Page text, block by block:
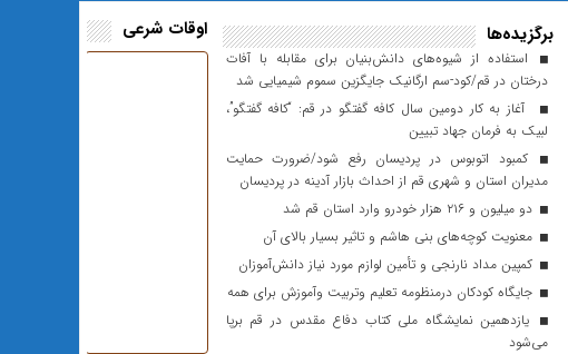
برگزیده‌ها
استفاده از شیوه‌های دانش‌بنیان برای مقابله با آفات
درختان در قم/کود-سم ارگانیک جایگزین سموم شیمیایی شد
آغاز به کار دومین سال کافه گفتگو در قم: “کافه گفتگو”،
لبیک به فرمان جهاد تبیین
کمبود اتوبوس در پردیسان رفع شود/ضرورت حمایت
مدیران استان و شهری قم از احداث‌ بازار آدینه در پردیسان
دو میلیون و ۲۱۶ هزار خودرو وارد استان قم شد
معنویت کوچه‌های بنی هاشم و تاثیر بسیار بالای آن
کمپین مداد نارنجی و تأمین لوازم مورد نیاز دانش‌آموزان
جایگاه کودکان‌ درمنظومه تعلیم وتربیت وآموزش برای همه
یازدهمین نمایشگاه ملی کتاب دفاع مقدس در قم برپا
می‌شود
اوقات شرعی